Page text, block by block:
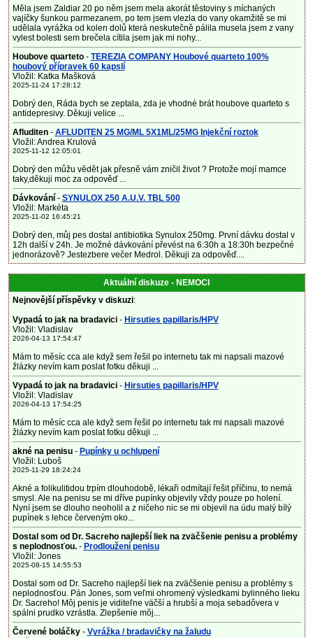
Měla jsem Zaldiar 20 po něm jsem mela akorát těstoviny s míchaných
vajíčky šunkou parmezanem, po tem jsem vlezla do vany okamžitě se mi
udělala vyrážka od kolen dolů která neskutečně pálila musela jsem z vany
vylest bolesti sem brečela cítila jsem jak mi nohy...
Houbove quarteto- TEREZIA COMPANY Houbové quarteto 100%
houbový přípravek 60 kapslí
Vložil: Katka Mašková
2025-11-24 17:28:12
Dobrý den, Ráda bych se zeptala, zda je vhodné brát houbove quarteto s
antidepresivy. Děkuji velice ...
Afluditen- AFLUDITEN 25 MG/ML 5X1ML/25MG Injekční roztok
Vložil: Andrea Krulová
2025-11-12 12:05:01
Dobrý den můžu vědět jak přesně vám zničil život ? Protože mojí mamce
taky,děkuji moc za odpověď ...
Dávkování - SYNULOX 250 A.U.V. TBL 500
Vložil: Markéta
2025-11-02 16:45:21
Dobrý den, můj pes dostal antibiotika Synulox 250mg. První dávku dostal v
12h další v 24h. Je možné dávkování převést na 6:30h a 18:30h bezpečné
jednorázově? Jestezbere večer Medrol. Děkuji za odpověď....
Aktuální diskuze - NEMOCI
Nejnovější příspěvky v diskuzi:
Vypadá to jak na bradavici - Hirsuties papillaris/HPV
Vložil: Vladislav
2026-04-13 17:54:47
Mám to měsíc cca ale když sem řešil po internetu tak mi napsali mazové
žlázky nevím kam poslat fotku děkuji ...
Vypadá to jak na bradavici - Hirsuties papillaris/HPV
Vložil: Vladislav
2026-04-13 17:54:25
Mám to měsíc cca ale když sem řešil po internetu tak mi napsali mazové
žlázky nevím kam poslat fotku děkuji ...
akné na penisu- Pupínky u ochlupení
Vložil: Luboš
2025-11-29 18:24:24
Akné a folikulitidou trpím dlouhodobě, lékaři odmítají řešit příčinu, to nemá
smysl. Ale na penisu se mi dříve pupínky objevily vždy pouze po holení.
Nyní jsem se dlouho neoholil a z ničeho nic se mi objevil na údu malý bílý
pupínek s lehce červeným oko...
Dostal som od Dr. Sacreho najlepší liek na zväčšenie penisu a problémy
s neplodnosťou.- Prodloužení penisu
Vložil: Jones
2025-08-15 14:55:53
Dostal som od Dr. Sacreho najlepší liek na zväčšenie penisu a problémy s
neplodnosťou. Pán Jones, som veľmi ohromený výsledkami bylinného lieku
Dr. Sacreho! Môj penis je viditeľne väčší a hrubší a moja sebadôvera v
spálni prudko vzrástla. Zlepšenie môj...
Červené boláčky - Vyrážka / bradavičky na žaludu